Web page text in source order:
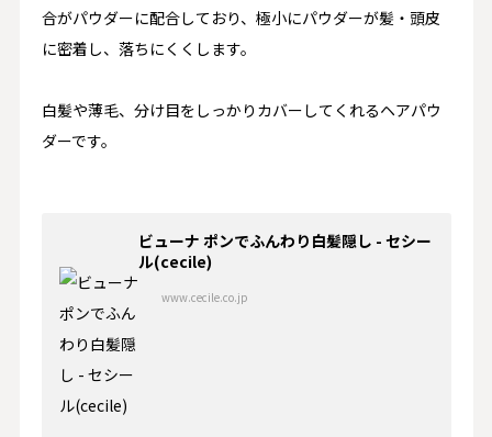
合がパウダーに配合しており、極小にパウダーが髪・頭皮
に密着し、落ちにくくします。
白髪や薄毛、分け目をしっかりカバーしてくれるヘアパウ
ダーです。
ビューナ ポンでふんわり白髪隠し - セシー
ル(cecile)
www.cecile.co.jp